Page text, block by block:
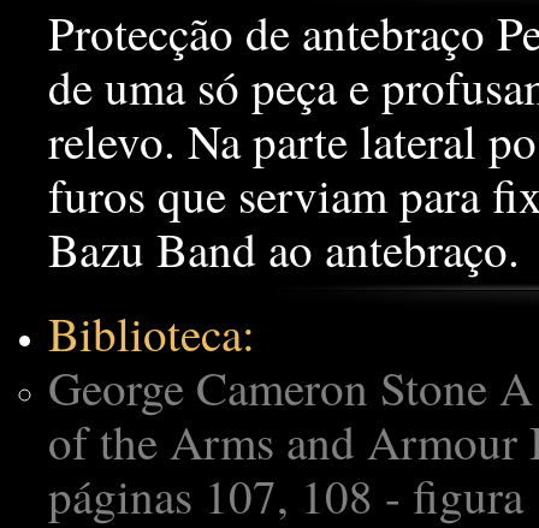
Protecção de antebraço
de uma só peça e
relevo. Na parte lateral
furos que serviam para
Bazu Band ao antebraço.
Biblioteca:
George Cameron Stone
of the Arms and
páginas 107, 108 -